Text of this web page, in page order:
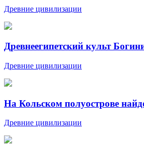
Древние цивилизации
Древнеегипетский культ
Древние цивилизации
На Кольском полуострове
Древние цивилизации